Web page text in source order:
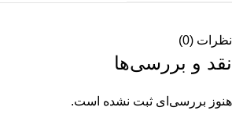
نظرات (0)
نقد و بررسی‌ها
هنوز بررسی‌ای ثبت نشده است.